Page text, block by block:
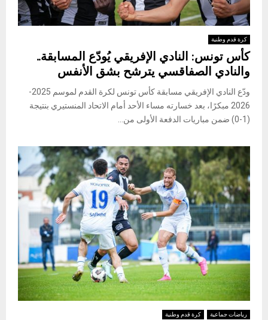
كرة قدم وطنية
كأس تونس: النادي الإفريقي يُودّع المسابقة..
والنادي الصفاقسي يترشح بشق الأنفس
ودّع النادي الإفريقي مسابقة كأس تونس لكرة القدم لموسم 2025-
2026 مبكرًا، بعد خسارته مساء الأحد أمام الاتحاد المنستيري بنتيجة
(1-0) ضمن مباريات الدفعة الأولى من...
رياضات جماعية كرة قدم وطنية